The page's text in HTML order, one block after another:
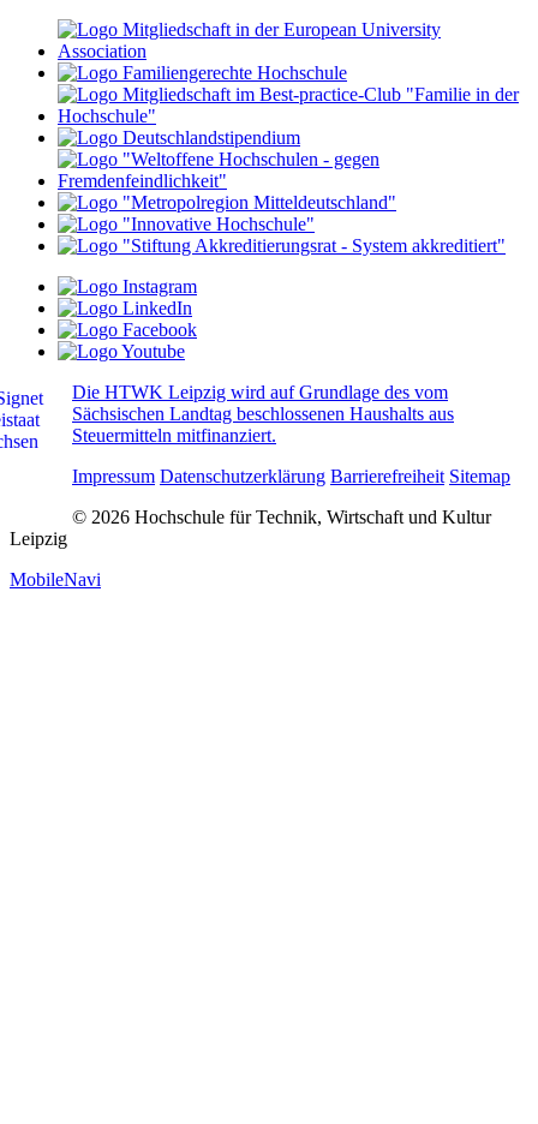
Die HTWK Leipzig wird auf Grundlage des vom
Sächsischen Landtag beschlossenen Haushalts aus
Steuermitteln mitfinanziert.
Impressum Datenschutzerklärung Barrierefreiheit Sitemap
© 2026 Hochschule für Technik, Wirtschaft und Kultur
Leipzig
MobileNavi